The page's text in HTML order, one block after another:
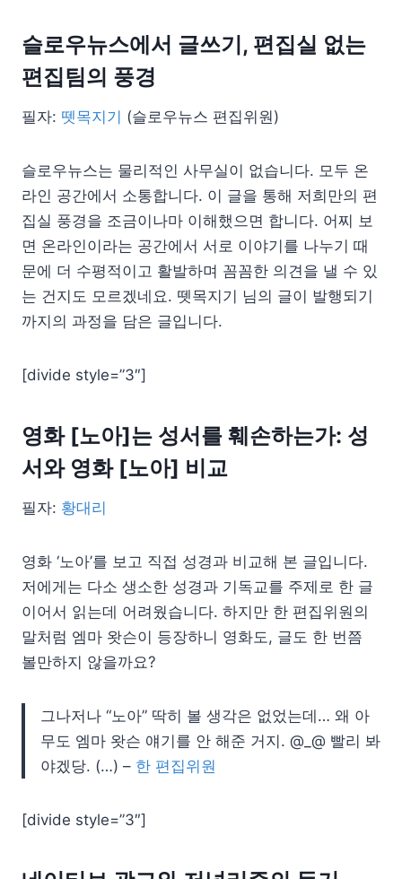
슬로우뉴스에서 글쓰기, 편집실 없는
편집팀의 풍경
필자: 뗏목지기 (슬로우뉴스 편집위원)
슬로우뉴스는 물리적인 사무실이 없습니다. 모두 온
라인 공간에서 소통합니다. 이 글을 통해 저희만의 편
집실 풍경을 조금이나마 이해했으면 합니다. 어찌 보
면 온라인이라는 공간에서 서로 이야기를 나누기 때
문에 더 수평적이고 활발하며 꼼꼼한 의견을 낼 수 있
는 건지도 모르겠네요. 뗏목지기 님의 글이 발행되기
까지의 과정을 담은 글입니다.
[divide style=”3″]
영화 [노아]는 성서를 훼손하는가: 성
서와 영화 [노아] 비교
필자: 황대리
영화 ‘노아’를 보고 직접 성경과 비교해 본 글입니다.
저에게는 다소 생소한 성경과 기독교를 주제로 한 글
이어서 읽는데 어려웠습니다. 하지만 한 편집위원의
말처럼 엠마 왓슨이 등장하니 영화도, 글도 한 번쯤
볼만하지 않을까요?
그나저나 “노아” 딱히 볼 생각은 없었는데… 왜 아
무도 엠마 왓슨 얘기를 안 해준 거지. @_@ 빨리 봐
야겠당. (…) – 한 편집위원
[divide style=”3″]